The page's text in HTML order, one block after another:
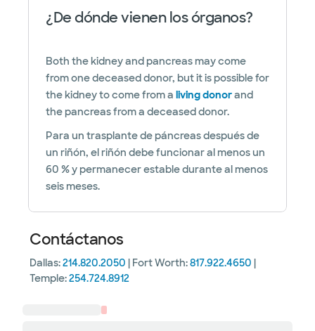
¿De dónde vienen los órganos?
Both the kidney and pancreas may come
from one deceased donor, but it is possible for
the kidney to come from a living donorand
the pancreas from a deceased donor.
Para un trasplante de páncreas después de
un riñón, el riñón debe funcionar al menos un
60 % y permanecer estable durante al menos
seis meses.
Contáctanos
Dallas:214.820.2050 | Fort Worth:817.922.4650 |
Temple:254.724.8912